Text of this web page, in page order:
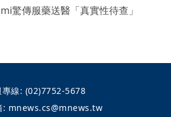
驚傳服藥送醫「真實性待查」
專線: (02)7752-5678
: mnews.cs@mnews.tw